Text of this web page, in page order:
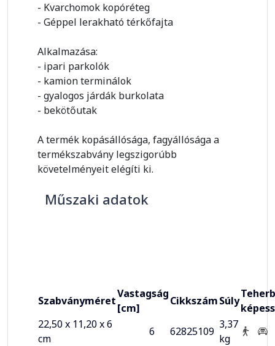
- Kvarchomok kopóréteg
- Géppel lerakható térkőfajta
Alkalmazása:
- ipari parkolók
- kamion terminálok
- gyalogos járdák burkolata
- bekötőutak
A termék kopásállósága, fagyállósága a
termékszabvány legszigorúbb
követelményeit elégíti ki.
Műszaki adatok
Szabványméret
Vastagság
[cm]
CikkszámSúly
22,50 x 11,20 x 6
cm
6 62825109
3,37
kg